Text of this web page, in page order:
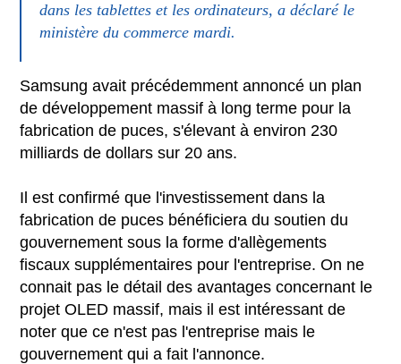
dans les tablettes et les ordinateurs, a déclaré le
ministère du commerce mardi.
Samsung avait précédemment annoncé un plan
de développement massif à long terme pour la
fabrication de puces, s'élevant à environ 230
milliards de dollars sur 20 ans.
Il est confirmé que l'investissement dans la
fabrication de puces bénéficiera du soutien du
gouvernement sous la forme d'allègements
fiscaux supplémentaires pour l'entreprise. On ne
connait pas le détail des avantages concernant le
projet OLED massif, mais il est intéressant de
noter que ce n'est pas l'entreprise mais le
gouvernement qui a fait l'annonce.